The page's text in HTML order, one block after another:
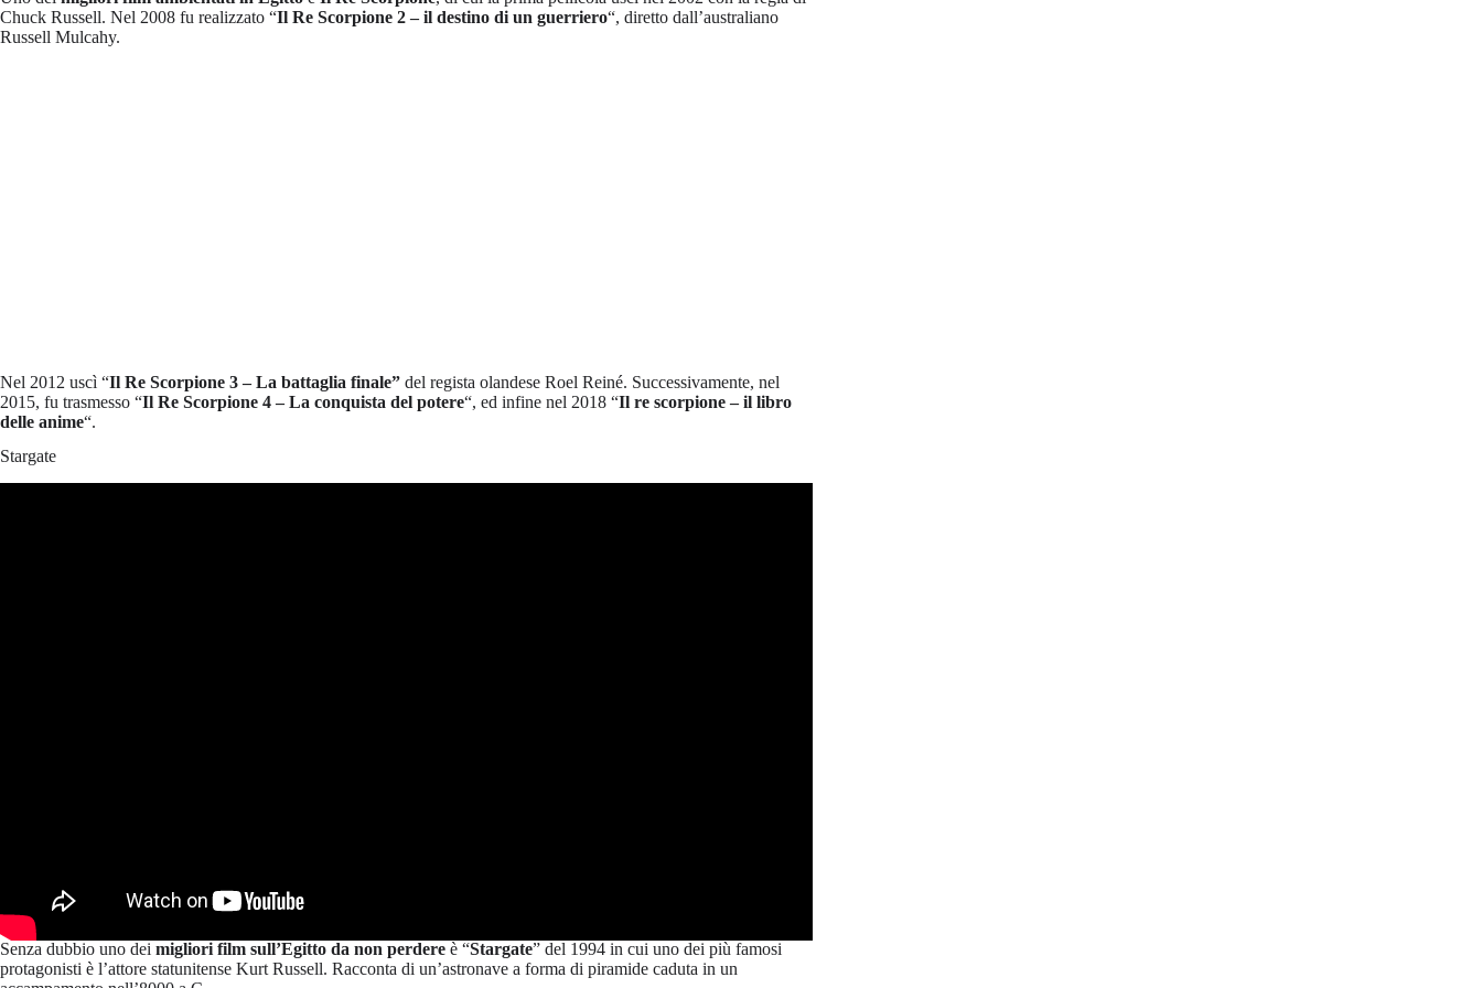
Chuck Russell. Nel 2008 fu realizzato “Il Re Scorpione 2 – il destino di un guerriero“, diretto dall’australiano
Russell Mulcahy.
Nel 2012 uscì “Il Re Scorpione 3 – La battaglia finale” del regista olandese Roel Reiné. Successivamente, nel
2015, fu trasmesso “Il Re Scorpione 4 – La conquista del potere“, ed infine nel 2018 “Il re scorpione – il libro
delle anime“.
Stargate
Senza dubbio uno dei migliori film sull’Egitto da non perdere è “Stargate” del 1994 in cui uno dei più famosi
protagonisti è l’attore statunitense Kurt Russell. Racconta di un’astronave a forma di piramide caduta in un